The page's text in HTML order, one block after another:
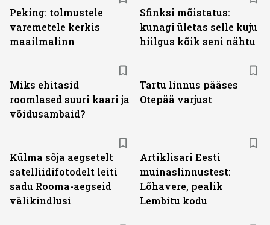
Peking: tolmustele
varemetele kerkis
maailmalinn
Sfinksi mõistatus:
kunagi ületas selle kuju
hiilgus kõik seni nähtu
Miks ehitasid
roomlased suuri kaari ja
võidusambaid?
Tartu linnus pääses
Otepää varjust
Külma sõja aegsetelt
satelliidifotodelt leiti
sadu Rooma-aegseid
välikindlusi
Artiklisari Eesti
muinaslinnustest:
Lõhavere, pealik
Lembitu kodu